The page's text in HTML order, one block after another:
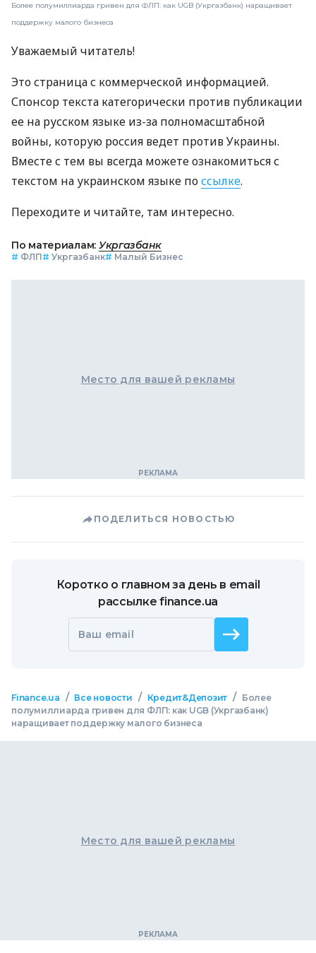
Более полумиллиарда гривен для ФЛП: как UGB (Укргазбанк) наращивает
поддержку малого бизнеса
Уважаемый читатель!
Это страница с коммерческой информацией.
Спонсор текста категорически против публикации
ее на русском языке из-за полномасштабной
войны, которую россия ведет против Украины.
Вместе с тем вы всегда можете ознакомиться с
текстом на украинском языке поссылке.
Переходите и читайте, там интересно.
По материалам: Укргазбанк
# ФЛП# Укргазбанк# Малый Бизнес
Место для вашей рекламы
ПОДЕЛИТЬСЯ НОВОСТЬЮ
Коротко о главном за день в email
рассылке finance.ua
Ваш email
Finance.ua / Все новости / Кредит&Депозит /
Более
полумиллиарда гривен для ФЛП: как UGB (Укргазбанк)
наращивает поддержку малого бизнеса
Место для вашей рекламы